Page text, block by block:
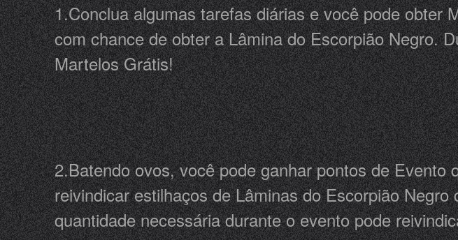
1.Conclua algumas tarefas diárias e você pode obter
com chance de obter a Lâmina do Escorpião Negro.
Martelos Grátis!
2.Batendo ovos, você pode ganhar pontos de
reivindicar estilhaços de Lâminas do Escorpião
quantidade necessária durante o evento pode